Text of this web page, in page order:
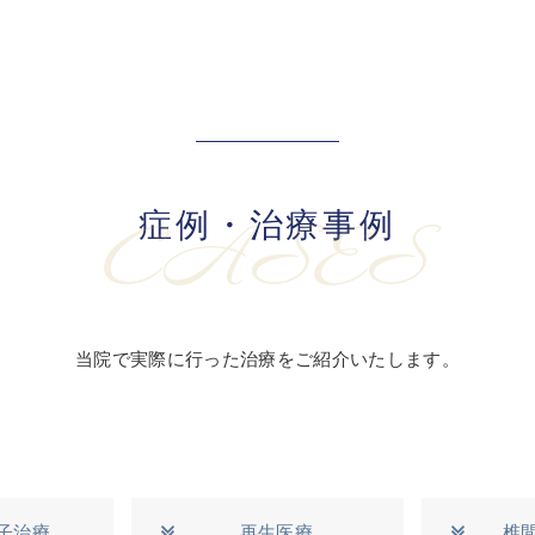
症例・治療事例
CASES
当院で実際に行った治療をご紹介いたします。